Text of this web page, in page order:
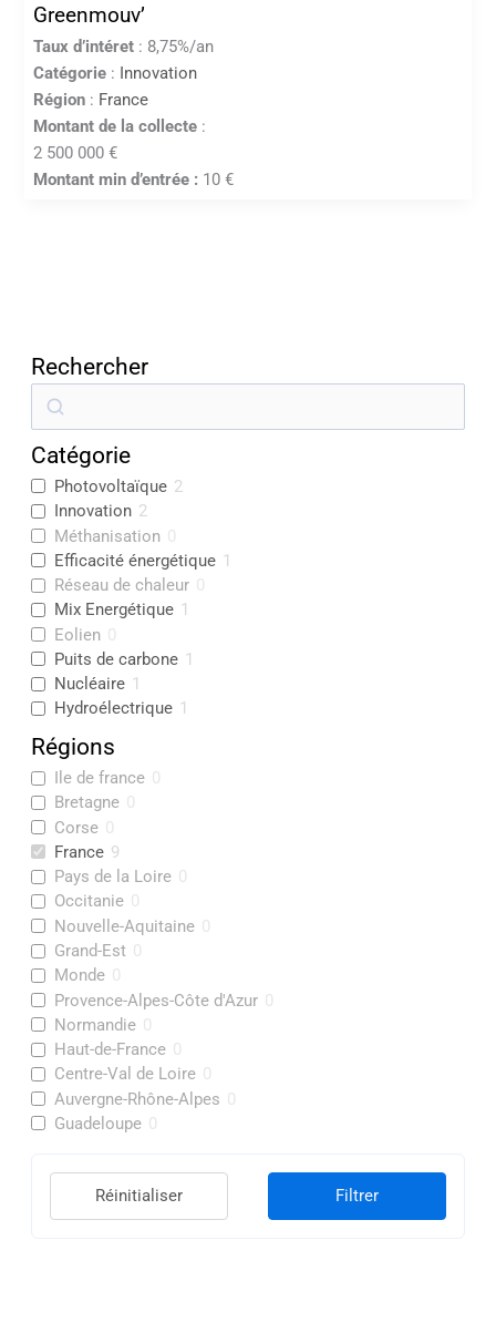
Greenmouv’
Taux d’intéret : 8,75%/an
Catégorie : Innovation
Région : France
Montant de la collecte :
2 500 000 €
Montant min d’entrée : 10 €
Rechercher
e
c
h
e
r
c
h
e
r
Catégorie
Photovoltaïque 2
Innovation 2
Méthanisation 0
Efficacité énergétique 1
Réseau de chaleur 0
Mix Energétique 1
Eolien 0
Puits de carbone 1
Nucléaire 1
Hydroélectrique 1
Régions
Ile de france 0
Bretagne 0
Corse 0
France 9
Pays de la Loire 0
Occitanie 0
Nouvelle-Aquitaine 0
Grand-Est 0
Monde 0
Provence-Alpes-Côte d'Azur 0
Normandie 0
Haut-de-France 0
Centre-Val de Loire 0
Auvergne-Rhône-Alpes 0
Guadeloupe 0
Filtrer
Réinitialiser